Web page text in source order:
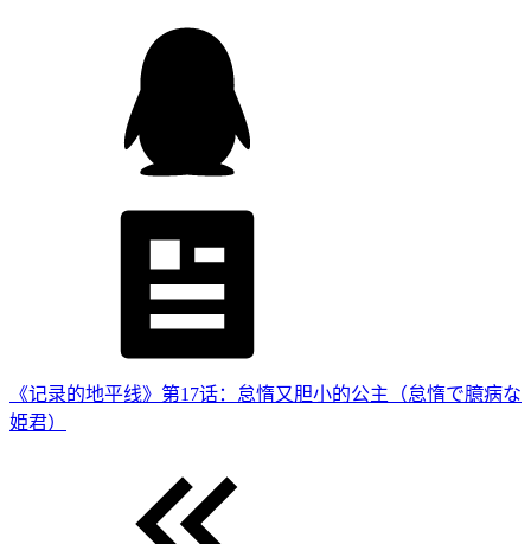
《记录的地平线》第17话：怠惰又胆小的公主（怠惰で臆病な
姫君）